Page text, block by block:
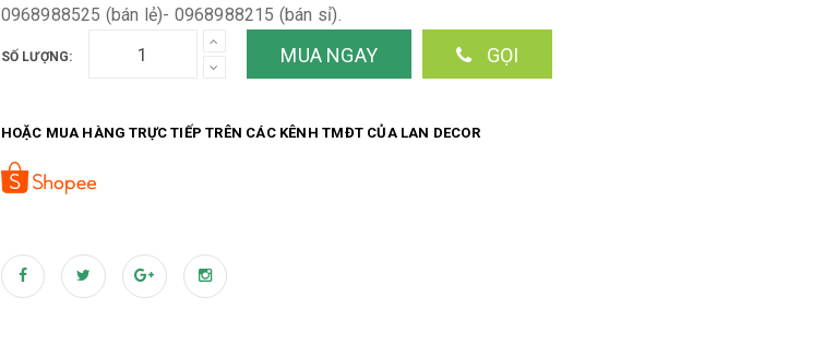
0968988525 (bán lẻ)- 0968988215 (bán sỉ).
SỐ LƯỢNG: MUA NGAY GỌI
HOẶC MUA HÀNG TRỰC TIẾP TRÊN CÁC KÊNH TMĐT CỦA LAN DECOR